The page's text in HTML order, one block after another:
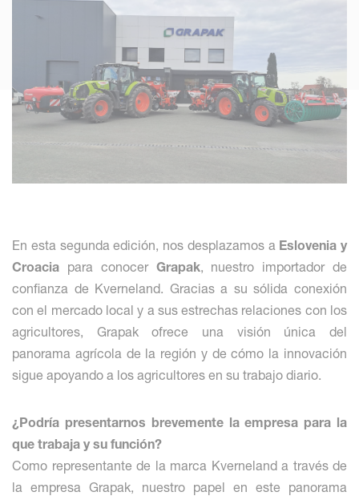
En esta segunda edición, nos desplazamos a Eslovenia y
Croacia para conocer Grapak, nuestro importador de
confianza de Kverneland. Gracias a su sólida conexión
con el mercado local y a sus estrechas relaciones con los
agricultores, Grapak ofrece una visión única del
panorama agrícola de la región y de cómo la innovación
sigue apoyando a los agricultores en su trabajo diario.
¿Podría presentarnos brevemente la empresa para la
que trabaja y su función?
Como representante de la marca Kverneland a través de
la empresa Grapak, nuestro papel en este panorama